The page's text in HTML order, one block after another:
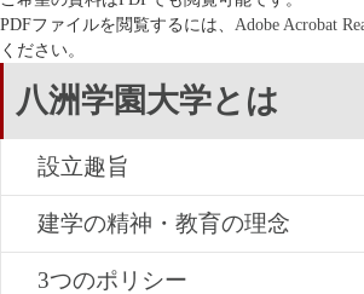
PDFファイルを閲覧するには、 Adobe Acrobat
ください。
八洲学園大学とは
設立趣旨
建学の精神・教育の理念
3つのポリシー